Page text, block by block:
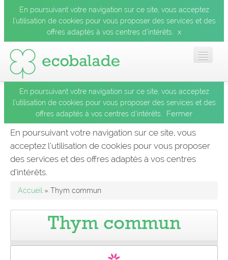
En poursuivant votre navigation sur ce site, vous acceptez
l’utilisation de cookies pour vous proposer des services et des
offres adaptés à vos centres d’intérêts.
x
Accueil
Les balades
Les espèces
Pro
En poursuivant votre navigation sur ce site, vous acceptez
l’utilisation de cookies pour vous proposer des services et des
offres adaptés à vos centres d’intérêts.
Fermer
En poursuivant votre navigation sur ce site, vous
acceptez l’utilisation de cookies pour vous proposer
des services et des offres adaptés à vos centres
d’intérêts.
Accueil » Thym commun
Thym commun